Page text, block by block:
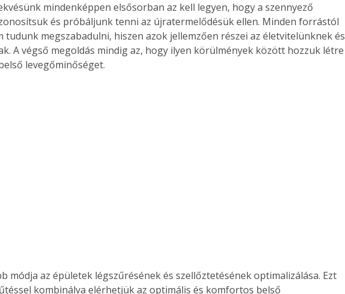
áron, 0 Ft postaköltséggel
mindenképpen elsősorban az kell legyen, hogy a szennyező
és próbáljunk tenni az újratermelődésük ellen. Minden forrástól
tudunk megszabadulni, hiszen azok jellemzően részei az életvitelünknek és
A végső megoldás mindig az, hogy ilyen körülmények között hozzuk létre
levegőminőséget.
módja az épületek légszűrésének és szellőztetésének optimalizálása. Ezt
kombinálva elérhetjük az optimális és komfortos belső